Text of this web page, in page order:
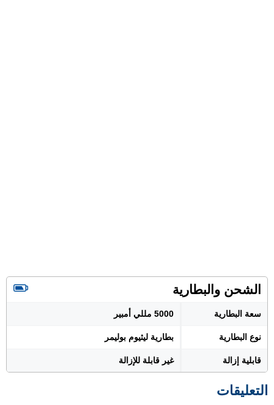
الشحن والبطارية
سعة البطارية 5000 مللي أمبير
نوع البطارية بطارية ليثيوم بوليمر
قابلية إزالة غير قابلة للإزالة
التعليقات